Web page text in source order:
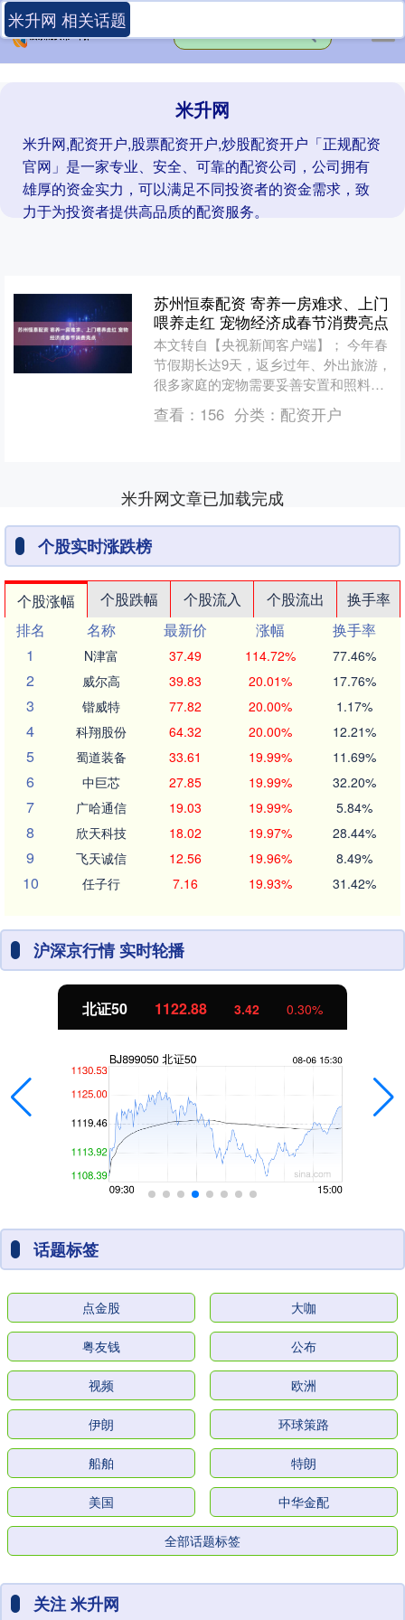
米升网
米升网,配资开户,股票配资开户,炒股配资开户「正规配资
官网」是一家专业、安全、可靠的配资公司，公司拥有
雄厚的资金实力，可以满足不同投资者的资金需求，致
力于为投资者提供高品质的配资服务。
米升网 相关话题
苏州恒泰配资 寄养一房难求、上门
喂养走红 宠物经济成春节消费亮点
本文转自【央视新闻客户端】； 今年春
节假期长达9天，返乡过年、外出旅游，
很多家庭的宠物需要妥善安置和照料。
记者在多地采访时发现，春节期间宠物
托运、寄养业务都很火....
查看： 156 分类： 配资开户
米升网文章已加载完成
个股实时涨跌榜
个股涨幅 个股跌幅 个股流入 个股流出
换手率
排名
名称 最新价 涨幅
换手率
1
N津富 37.49 114.72% 77.46%
2 威尔高 39.83 20.01% 17.76%
3 锴威特 77.82 20.00% 1.17%
4 科翔股份 64.32 20.00% 12.21%
5 蜀道装备 33.61 19.99% 11.69%
6 中巨芯 27.85 19.99% 32.20%
7 广哈通信 19.03 19.99% 5.84%
8 欣天科技 18.02 19.97% 28.44%
9 飞天诚信 12.56 19.96% 8.49%
10 任子行 7.16 19.93% 31.42%
沪深京行情 实时轮播
北证50 1122.88 3.42 0.30%
话题标签
点金股 大咖
粤友钱 公布
视频 欧洲
伊朗 环球策路
船舶 特朗
美国 中华金配
全部话题标签
关注 米升网